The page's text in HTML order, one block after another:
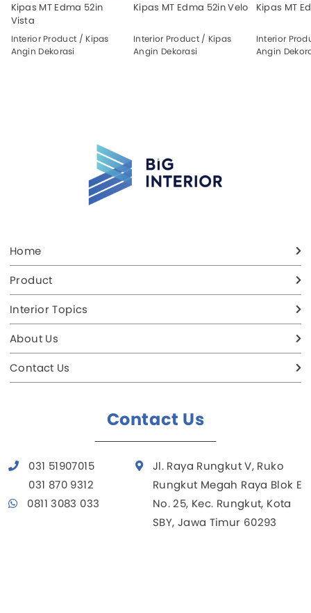
Kipas MT Edma 52in
Vista
Interior Product / Kipas
Angin Dekorasi
Kipas MT Edma 52in Velo
Interior Product / Kipas
Angin Dekorasi
Kipas MT
Interior
Angin
Home
Product
Interior Topics
About Us
Contact Us
Contact Us
031 51907015
031 870 9312
0811 3083 033
Jl. Raya Rungkut V, Ruko
Rungkut Megah Raya Blok E
No. 25, Kec. Rungkut, Kota
SBY, Jawa Timur 60293